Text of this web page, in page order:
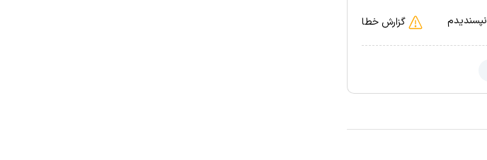
نپسندیدم گزارش خطا